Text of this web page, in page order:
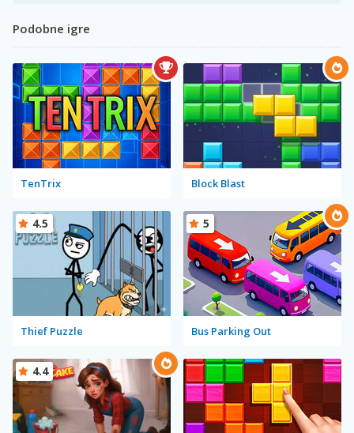
Podobne igre
TenTrix Block Blast
Thief Puzzle
4.5
Bus Parking Out
5
4.4